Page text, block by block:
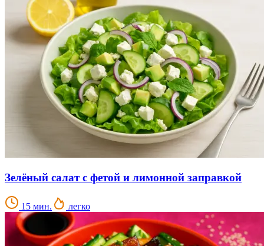
Зелёный салат с фетой и лимонной заправкой
15 мин. легко